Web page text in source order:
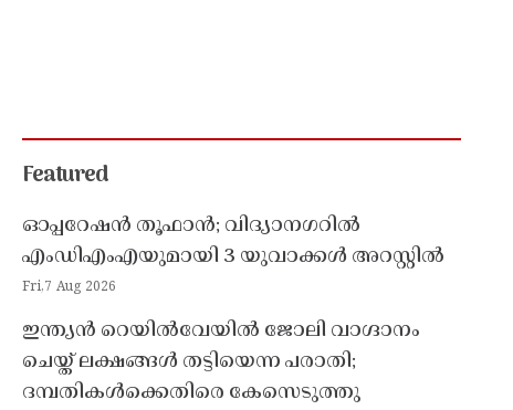
Featured
ഓപ്പറേഷൻ തൂഫാൻ; വിദ്യാനഗറിൽ
എംഡിഎംഎയുമായി 3 യുവാക്കൾ അറസ്റ്റിൽ
Fri,7 Aug 2026
ഇന്ത്യൻ റെയിൽവേയിൽ ജോലി വാഗ്ദാനം
ചെയ്ത് ലക്ഷങ്ങൾ തട്ടിയെന്ന പരാതി;
ദമ്പതികൾക്കെതിരെ കേസെടുത്തു